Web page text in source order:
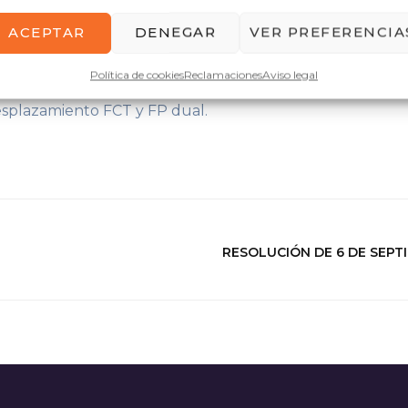
ACEPTAR DENEGAR VER
Política de cookiesReclamacionesAviso legal
en la sección de Novedades en la web de la
Novedades en la web de la Formación Profesional
FCT y FP dual.
RESOLUCIÓN DE 6 DE